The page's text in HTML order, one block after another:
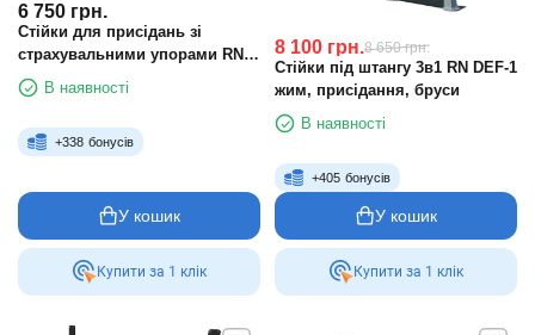
6 750 грн.
Стійки для присідань зі
страхувальними упорами RN
Sport 50х50
В наявності
+338 бонусів
У кошик
Купити за 1 клiк
8 100 грн.8 650 грн.
Стійки під штангу 3в1 RN DEF-1
жим, присідання, бруси
В наявності
+405 бонусів
У кошик
Купити за 1 клiк